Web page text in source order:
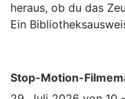
heraus, ob du das
Ein
Stop-Motion-